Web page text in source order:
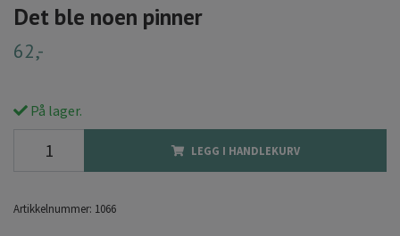
Det ble noen pinner
62,-
På lager.
LEGG I HANDLEKURV
Artikkelnummer: 1066